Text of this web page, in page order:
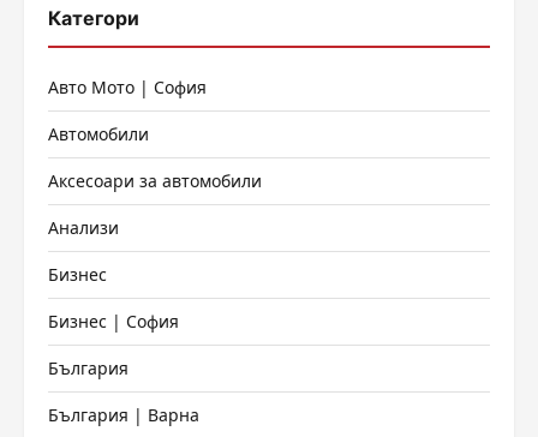
Категори
Авто Мото | София
Автомобили
Аксесоари за автомобили
Анализи
Бизнес
Бизнес | София
България
България | Варна